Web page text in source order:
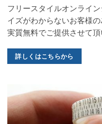
フリースタイルオンライ
イズがわからないお客様
実質無料でご提供させて頂
詳しくはこちらから